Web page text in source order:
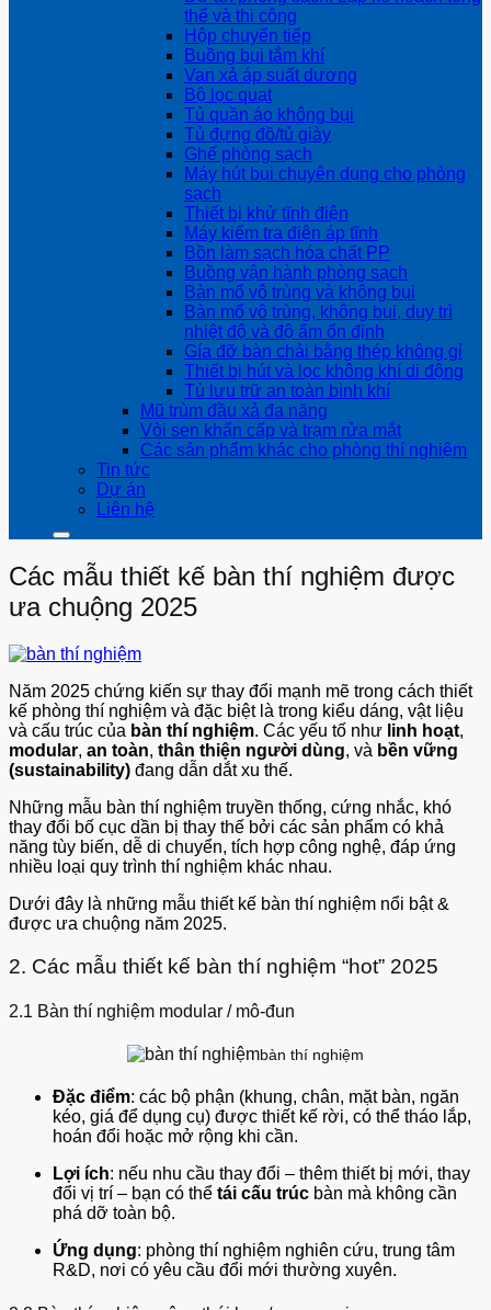
thể và thi công
Hộp chuyển tiếp
Buồng bụi tắm khí
Van xả áp suất dương
Bộ lọc quạt
Tủ quần áo không bụi
Tủ đựng đồ/tủ giày
Ghế phòng sạch
Máy hút bụi chuyên dụng cho phòng
sạch
Thiết bị khử tĩnh điện
Máy kiểm tra điện áp tĩnh
Bồn làm sạch hóa chất PP
Buồng vận hành phòng sạch
Bàn mổ vô trùng và không bụi
Bàn mổ vô trùng, không bụi, duy trì
nhiệt độ và độ ẩm ổn định
Gía đỡ bàn chải bằng thép không gỉ
Thiết bị hút và lọc không khí di động
Tủ lưu trữ an toàn bình khí
Mũ trùm đầu xả đa năng
Vòi sen khẩn cấp và trạm rửa mắt
Các sản phẩm khác cho phòng thí nghiệm
Tin tức
Dự án
Liên hệ
Các mẫu thiết kế bàn thí nghiệm được
ưa chuộng 2025
Năm 2025 chứng kiến sự thay đổi mạnh mẽ trong cách thiết
kế phòng thí nghiệm và đặc biệt là trong kiểu dáng, vật liệu
và cấu trúc của bàn thí nghiệm. Các yếu tố như linh hoạt,
modular, an toàn, thân thiện người dùng, và bền vững
(sustainability) đang dẫn dắt xu thế.
Những mẫu bàn thí nghiệm truyền thống, cứng nhắc, khó
thay đổi bố cục dần bị thay thế bởi các sản phẩm có khả
năng tùy biến, dễ di chuyển, tích hợp công nghệ, đáp ứng
nhiều loại quy trình thí nghiệm khác nhau.
Dưới đây là những mẫu thiết kế bàn thí nghiệm nổi bật &
được ưa chuộng năm 2025.
2. Các mẫu thiết kế bàn thí nghiệm “hot” 2025
2.1 Bàn thí nghiệm modular / mô-đun
bàn thí nghiệm
Đặc điểm: các bộ phận (khung, chân, mặt bàn, ngăn
kéo, giá để dụng cụ) được thiết kế rời, có thể tháo lắp,
hoán đổi hoặc mở rộng khi cần.
Lợi ích: nếu nhu cầu thay đổi – thêm thiết bị mới, thay
đổi vị trí – bạn có thể tái cấu trúc bàn mà không cần
phá dỡ toàn bộ.
Ứng dụng: phòng thí nghiệm nghiên cứu, trung tâm
R&D, nơi có yêu cầu đổi mới thường xuyên.